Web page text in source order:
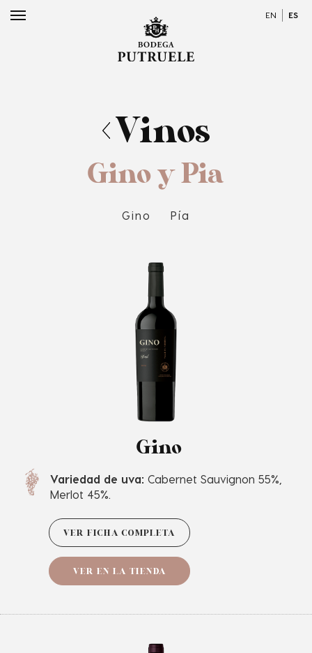
EN ES
Vinos
Gino y Pia
Gino Pía
Gino
Variedad de uva: Cabernet Sauvignon 55%,
Merlot 45%.
VER FICHA COMPLETA
VER EN LA TIENDA